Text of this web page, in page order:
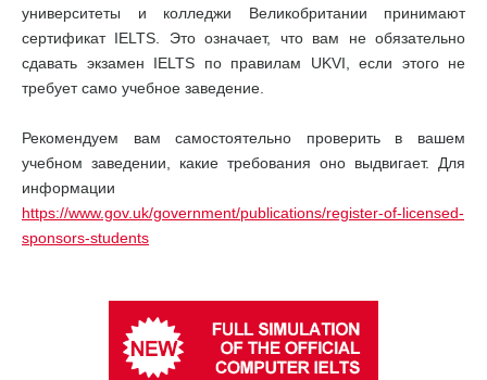
университеты и колледжи Великобритании принимают
сертификат IELTS. Это означает, что вам не обязательно
сдавать экзамен IELTS по правилам UKVI, если этого не
требует само учебное заведение.
Рекомендуем вам самостоятельно проверить в вашем
учебном заведении, какие требования оно выдвигает. Для
информации
https://www.gov.uk/government/publications/register-of-licensed-
sponsors-students